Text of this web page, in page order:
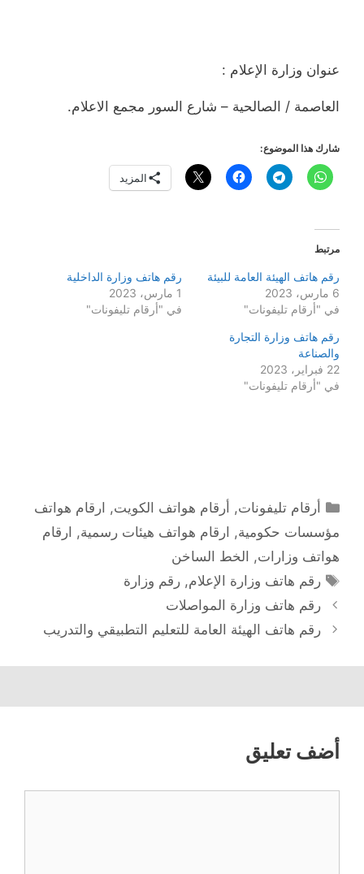
عنوان وزارة الإعلام :
العاصمة / الصالحية – شارع السور مجمع الاعلام.
شارك هذا الموضوع:
المزيد
مرتبط
رقم هاتف الهيئة العامة للبيئة
6 مارس، 2023
في "أرقام تليفونات"
رقم هاتف وزارة الداخلية
1 مارس، 2023
في "أرقام تليفونات"
رقم هاتف وزارة التجارة
والصناعة
22 فبراير، 2023
في "أرقام تليفونات"
التصنيفات
أرقام تليفونات, أرقام هواتف الكويت, ارقام هواتف
مؤسسات حكومية, ارقام هواتف هيئات رسمية, ارقام
هواتف وزارات, الخط الساخن
الوسوم
رقم هاتف وزارة الإعلام,رقم وزارة
رقم هاتف وزارة المواصلات
رقم هاتف الهيئة العامة للتعليم التطبيقي والتدريب
أضف تعليق